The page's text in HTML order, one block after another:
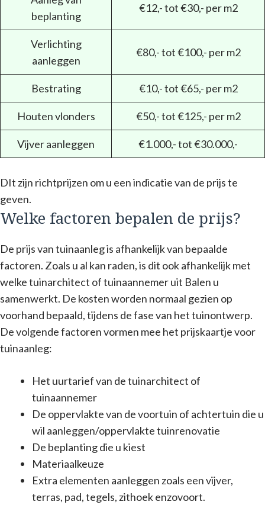
beplanting
€12,- tot €30,- per m2
Verlichting
aanleggen
€80,- tot €100,- per m2
Bestrating €10,- tot €65,- per m2
Houten vlonders €50,- tot €125,- per m2
Vijver aanleggen €1.000,- tot €30.000,-
DIt zijn richtprijzen om u een indicatie van de prijs te
geven.
Welke factoren bepalen de prijs?
De prijs van tuinaanleg is afhankelijk van bepaalde
factoren. Zoals u al kan raden, is dit ook afhankelijk met
welke tuinarchitect of tuinaannemer uit Balen u
samenwerkt. De kosten worden normaal gezien op
voorhand bepaald, tijdens de fase van het tuinontwerp.
De volgende factoren vormen mee het prijskaartje voor
tuinaanleg:
Het uurtarief van de tuinarchitect of
tuinaannemer
De oppervlakte van de voortuin of achtertuin die u
wil aanleggen/oppervlakte tuinrenovatie
De beplanting die u kiest
Materiaalkeuze
Extra elementen aanleggen zoals een vijver,
terras, pad, tegels, zithoek enzovoort.